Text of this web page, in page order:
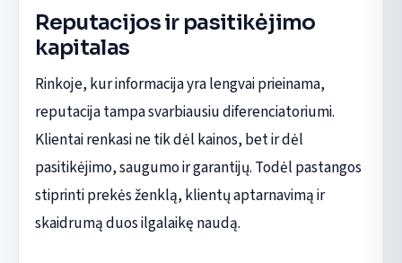
Reputacijos ir pasitikėjimo
kapitalas
Rinkoje, kur informacija yra lengvai prieinama,
reputacija tampa svarbiausiu diferenciatoriumi.
Klientai renkasi ne tik dėl kainos, bet ir dėl
pasitikėjimo, saugumo ir garantijų. Todėl pastangos
stiprinti prekės ženklą, klientų aptarnavimą ir
skaidrumą duos ilgalaikę naudą.